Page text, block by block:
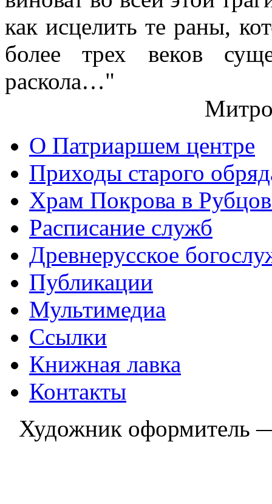
как исцелить те раны,
более трех веков
раскола…"
О Патриаршем центре
Приходы старого
Храм Покрова в
Расписание служб
Древнерусское
Публикации
Мультимедиа
Ссылки
Книжная лавка
Контакты
Художник оформитель